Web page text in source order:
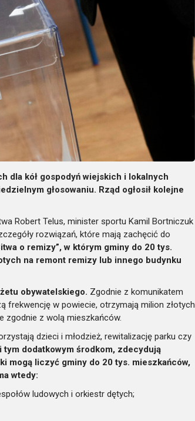
dla kół gospodyń wiejskich i lokalnych
głosowaniu. Rząd ogłosił kolejne
Robert Telus, minister sportu Kamil Bortniczuk
rozwiązań, które mają zachęcić do
o remizy”, w którym gminy do 20 tys.
na remont remizy lub innego budynku
obywatelskiego. Zgodnie z komunikatem
frekwencję w powiecie, otrzymają milion złotych
zgodnie z wolą mieszkańców.
dzieci i młodzież, rewitalizację parku czy
tym dodatkowym środkom, zdecydują
mogą liczyć gminy do 20 tys. mieszkańców,
wtedy:
ludowych i orkiestr dętych;